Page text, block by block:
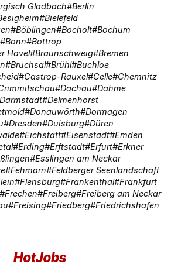
Gladbach Berlin
Bielefeld
Böblingen Bocholt Bochum
Bonn Bottrop
Havel Braunschweig Bremen
Bruchsal Brühl Buchloe
Castrop-Rauxel Celle Chemnitz
Dachau Dahme
Darmstadt Delmenhorst
Donauwörth Dormagen
Dresden Duisburg Düren
Eichstätt Eisenstadt Emden
Erding Erftstadt Erfurt Erkner
Esslingen am Neckar
Fehmarn Feldberger Seenlandschaft
Flensburg Frankenthal Frankfurt
Frechen Freiberg Freiberg am Neckar
Freising Friedberg Friedrichshafen